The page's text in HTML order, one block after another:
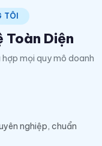
TÔI
Toàn Diện
mọi quy mô doanh
nghiệp, chuẩn